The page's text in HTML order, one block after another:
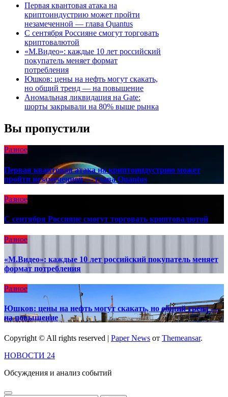
Первая квантовая атака на
криптоиндустрию может пройти
незамеченной — глава Quantus
C сентября Россияне смогут торговать
криптовалютой
«М.Видео»: каждые 10 лет российский
покупатель меняет формат
потребления
Юшков: цены на нефть могут скакать,
но общий тренд — на повышение
Аномальная ликвидация на Gate:
шорты закрывали на 80% выше рынка
Вы пропустили
Разное
Первая квантовая атака на криптоиндустрию может
пройти незамеченной — глава Quantus
Разное
C сентября Россияне смогут торговать криптовалютой
Разное
«М.Видео»: каждые 10 лет российский покупатель меняет
формат потребления
Разное
Юшков: цены на нефть могут скакать, но общий тренд —
на повышение
Copyright © All rights reserved | Paper News от Themeansar.
НОВОСТИ 24
Обсуждения и анализ событий